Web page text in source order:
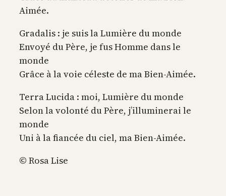
Aimée.
Gradalis : je suis la Lumière du monde
Envoyé du Père, je fus Homme dans le
monde
Grâce à la voie céleste de ma Bien-Aimée.
Terra Lucida : moi, Lumière du monde
Selon la volonté du Père, j’illuminerai le
monde
Uni à la fiancée du ciel, ma Bien-Aimée.
© Rosa Lise